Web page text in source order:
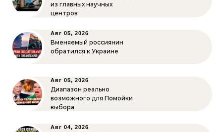
из главных научных
центров
Авг 05, 2026
Вменяемый россиянин
обратился к Украине
Авг 05, 2026
Диапазон реально
возможного для Помойки
выбора
Авг 04, 2026